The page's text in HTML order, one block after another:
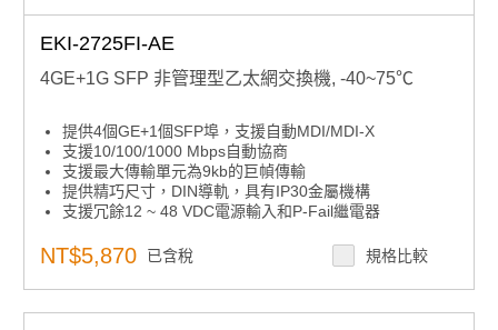
EKI-2725FI-AE
4GE+1G SFP 非管理型乙太網交換機, -40~75℃
提供4個GE+1個SFP埠，支援自動MDI/MDI-X
支援10/100/1000 Mbps自動協商
支援最大傳輸單元為9kb的巨幀傳輸
提供精巧尺寸，DIN導軌，具有IP30金屬機構
支援冗餘12 ~ 48 VDC電源輸入和P-Fail繼電器
NT$5,870 已含稅 規格比較